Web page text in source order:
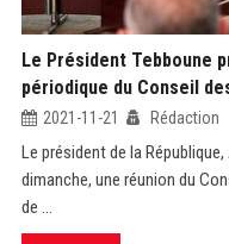
Le Président Tebboune
périodique du Conseil
2021-11-21 Rédaction
Le président de la
dimanche, une réunion du
de ...